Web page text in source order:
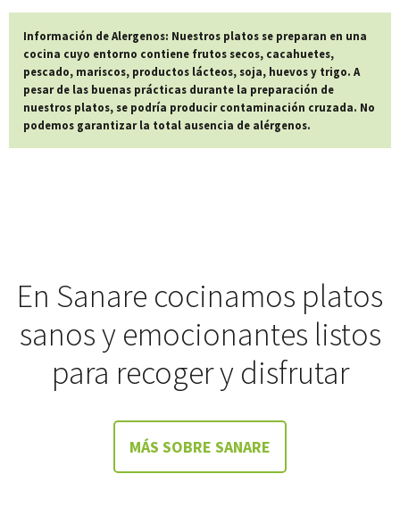
Información de Alergenos: Nuestros platos se preparan en una
cocina cuyo entorno contiene frutos secos, cacahuetes,
pescado, mariscos, productos lácteos, soja, huevos y trigo. A
pesar de las buenas prácticas durante la preparación de
nuestros platos, se podría producir contaminación cruzada. No
podemos garantizar la total ausencia de alérgenos.
En Sanare cocinamos platos
sanos y emocionantes listos
para recoger y disfrutar
MÁS SOBRE SANARE